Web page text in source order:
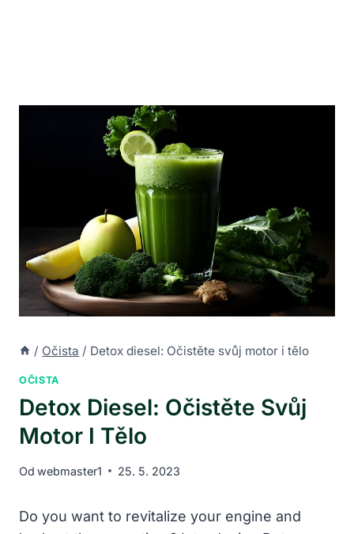
/ Očista / Detox diesel: Očistěte svůj motor i tělo
OČISTA
Detox Diesel: Očistěte Svůj
Motor I Tělo
Od webmaster1 25. 5. 2023
Do you want to revitalize your engine and